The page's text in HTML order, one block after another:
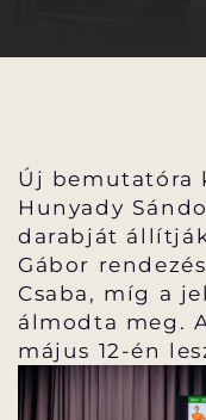
PROGRAM
Új bemutatóra
Hunyady
darabját
Gábor
Csaba, míg a
álmodta meg.
május 12-én